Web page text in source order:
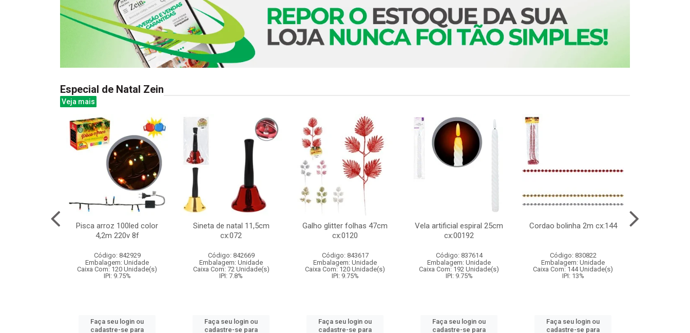
Especial de Natal Zein
Veja mais
Pisca arroz 100led color
4,2m 220v 8f
Código: 842929
Embalagem: Unidade
Caixa Com: 120 Unidade(s)
IPI: 9.75%
Faça seu login ou
cadastre-se para
Sineta de natal 11,5cm
cx:072
Código: 842669
Embalagem: Unidade
Caixa Com: 72 Unidade(s)
IPI: 7.8%
Faça seu login ou
cadastre-se para
Galho glitter folhas 47cm
cx:0120
Código: 843617
Embalagem: Unidade
Caixa Com: 120 Unidade(s)
IPI: 9.75%
Faça seu login ou
cadastre-se para
Vela artificial espiral 25cm
cx:00192
Código: 837614
Embalagem: Unidade
Caixa Com: 192 Unidade(s)
IPI: 9.75%
Faça seu login ou
cadastre-se para
Cordao bolinha 2m cx:144
Código: 830822
Embalagem: Unidade
Caixa Com: 144 Unidade(s)
IPI: 13%
Faça seu login ou
cadastre-se para